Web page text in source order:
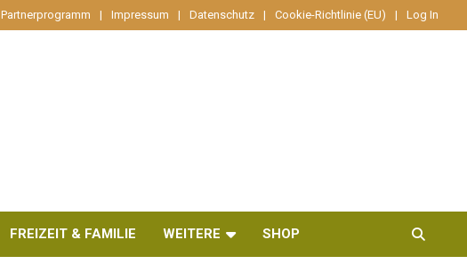
Partnerprogramm Impressum Datenschutz Cookie-Richtlinie (EU) Log In
FREIZEIT & FAMILIE WEITERE SHOP